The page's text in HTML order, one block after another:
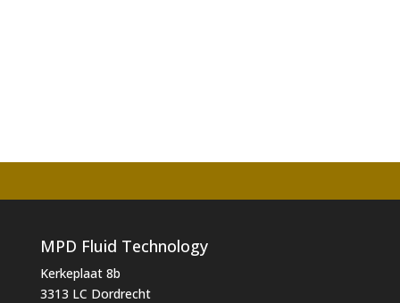
MPD Fluid Technology
Kerkeplaat 8b
3313 LC Dordrecht